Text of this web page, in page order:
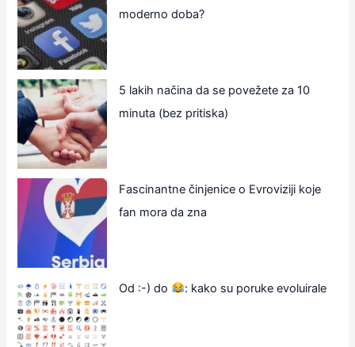
moderno doba?
5 lakih načina da se povežete za 10
minuta (bez pritiska)
Fascinantne činjenice o Evroviziji koje
fan mora da zna
Od :-) do : kako su poruke evoluirale